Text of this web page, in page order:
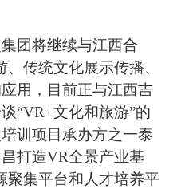
团将继续与江西合
传统文化展示传播、
用，目前正与江西吉
“VR+文化和旅游”的
训项目承办方之一泰
打造VR全景产业基
聚集平台和人才培养平